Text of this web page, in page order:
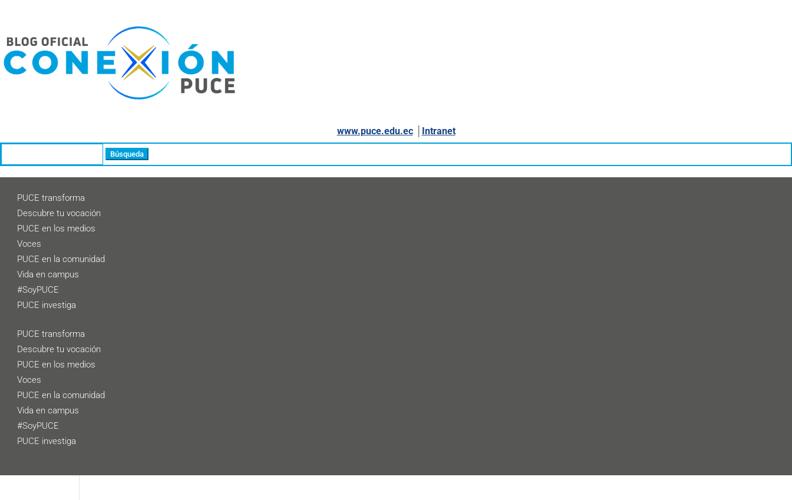
www.puce.edu.ec│ Intranet
PUCE transforma
Descubre tu vocación
PUCE en los medios
Voces
PUCE en la comunidad
Vida en campus
#SoyPUCE
PUCE investiga
PUCE transforma
Descubre tu vocación
PUCE en los medios
Voces
PUCE en la comunidad
Vida en campus
#SoyPUCE
PUCE investiga